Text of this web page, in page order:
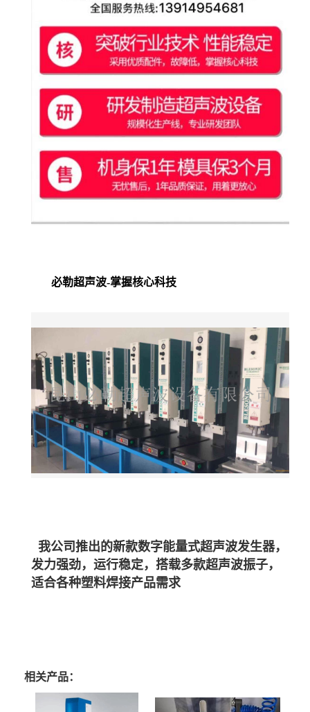
必勒超声波-掌握核心科技
我公司推出的新款数字能量式超声波发生器，
发力强劲，运行稳定，搭载多款超声波振子，
适合各种塑料焊接产品需求
相关产品：